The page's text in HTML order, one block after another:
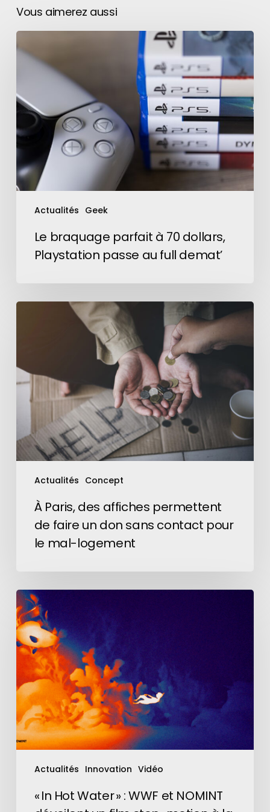
Vous aimerez aussi
Actualités Geek
Le
braquage
parfait
70
dollars,
Playstation
au
full
demat’
Le braquage parfait à 70 dollars,
Playstation passe au full demat’
Actualités Concept
À
permettent
de
faire
sans
contact
mal-
logement
À Paris, des affiches permettent
de faire un don sans contact pour
le mal-logement
Actualités Innovation Vidéo
« In
Hot
Water »
:
WWF
NOMINT
dévoilent
un
film
stop-
caméra
« In Hot Water » : WWF et NOMINT